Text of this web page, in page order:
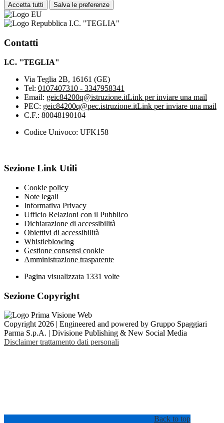
Accetta tutti Salva le preferenze
I.C. "TEGLIA"
Contatti
I.C. "TEGLIA"
Via Teglia 2B, 16161 (GE)
Tel: 0107407310 - 3347958341
Email: geic84200q@istruzione.itLink per inviare una mail
PEC: geic84200q@pec.istruzione.itLink per inviare una mail
C.F.: 80048190104
Codice Univoco: UFK158
Sezione Link Utili
Cookie policy
Note legali
Informativa Privacy
Ufficio Relazioni con il Pubblico
Dichiarazione di accessibilità
Obiettivi di accessibilità
Whistleblowing
Gestione consensi cookie
Amministrazione trasparente
Pagina visualizzata 1331 volte
Sezione Copyright
Copyright 2026 | Engineered and powered by Gruppo Spaggiari
Parma S.p.A. | Divisione Publishing & New Social Media
Disclaimer trattamento dati personali
Back to top